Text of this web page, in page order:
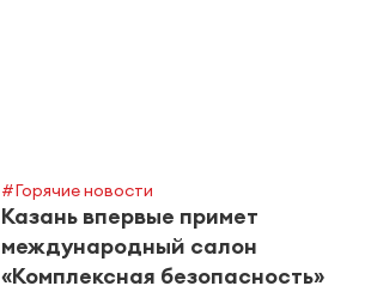
#Горячие новости
Казань впервые примет
международный салон
«Комплексная безопасность»